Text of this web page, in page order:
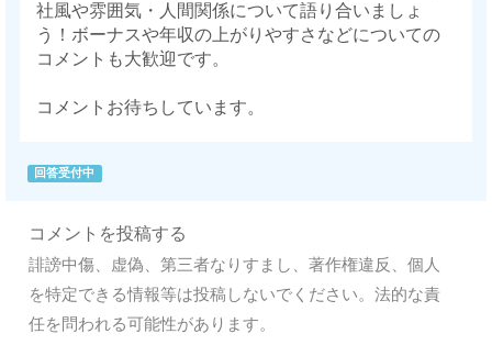
社風や雰囲気・人間関係について語り合いましょ
う！ボーナスや年収の上がりやすさなどについての
コメントも大歓迎です。
コメントお待ちしています。
回答受付中
コメントを投稿する
誹謗中傷、虚偽、第三者なりすまし、著作権違反、個人
を特定できる情報等は投稿しないでください。法的な責
任を問われる可能性があります。